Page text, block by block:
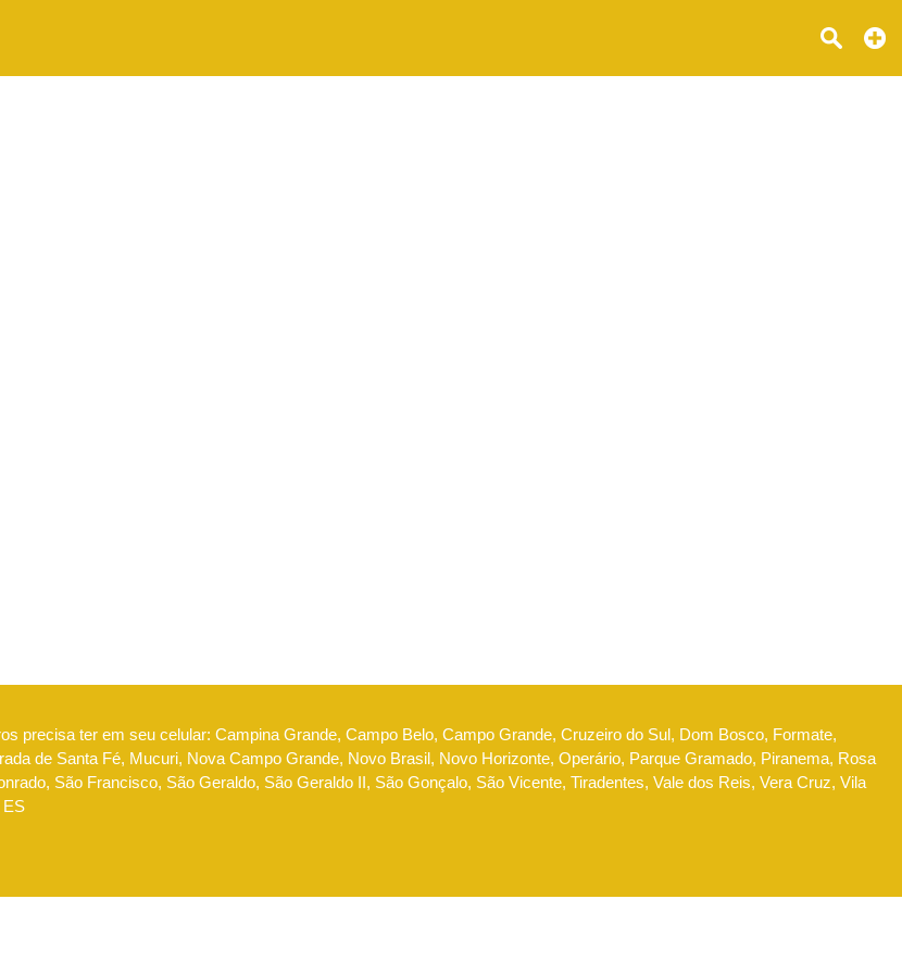
precisa ter em seu celular: Campina Grande, Campo Belo, Campo Grande, Cruzeiro do Sul, Dom Bosco, Formate,
de Santa Fé, Mucuri, Nova Campo Grande, Novo Brasil, Novo Horizonte, Operário, Parque Gramado, Piranema, Rosa
São Francisco, São Geraldo, São Geraldo II, São Gonçalo, São Vicente, Tiradentes, Vale dos Reis, Vera Cruz, Vila
ES